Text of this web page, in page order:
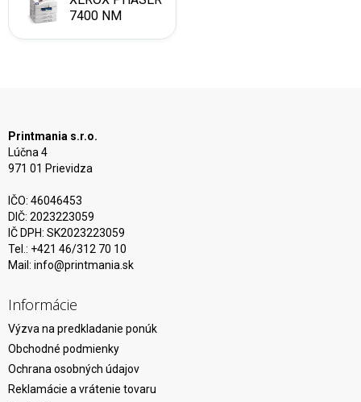
7400 NM
Printmania s.r.o.
Lúčna 4
971 01 Prievidza
IČO: 46046453
DIČ: 2023223059
IČ DPH: SK2023223059
Tel.: +421 46/312 70 10
Mail: info@printmania.sk
Informácie
Výzva na predkladanie ponúk
Obchodné podmienky
Ochrana osobných údajov
Reklamácie a vrátenie tovaru